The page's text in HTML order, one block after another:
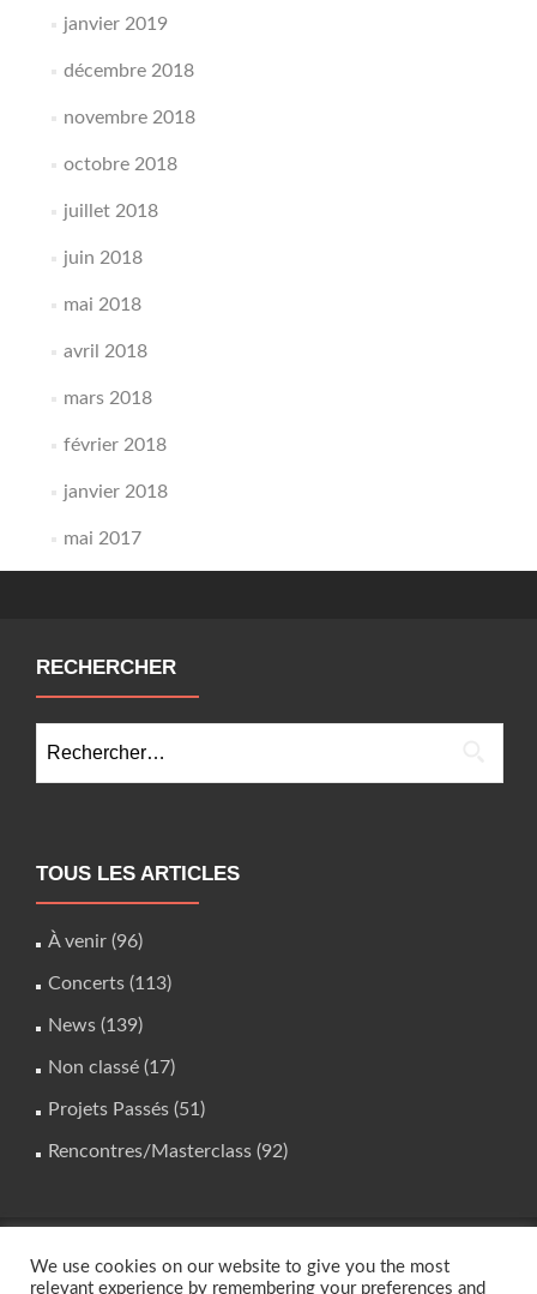
janvier 2019
décembre 2018
novembre 2018
octobre 2018
juillet 2018
juin 2018
mai 2018
avril 2018
mars 2018
février 2018
janvier 2018
mai 2017
RECHERCHER
TOUS LES ARTICLES
À venir (96)
Concerts (113)
News (139)
Non classé (17)
Projets Passés (51)
Rencontres/Masterclass (92)
studio.instrumental@gmail.com
We use cookies on our website to give you the most
relevant experience by remembering your preferences and